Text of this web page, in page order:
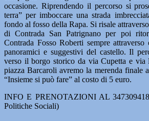
occasione. Riprendendo il percorso si
terra” per imboccare una strada
fondo al fosso della Rapa. Si risale
di Contrada San Patrignano per poi
Contrada Fosso Roberti sempre
panoramici e suggestivi del castello. Il
verso il borgo storico da via Cupetta e via
piazza Barcaroli avremo la merenda finale
“Insieme si può fare” al costo di 5 euro.
INFO E PRENOTAZIONI AL
Politiche Sociali)